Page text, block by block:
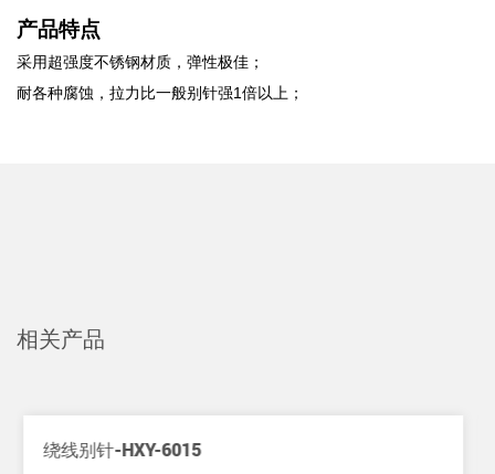
产品特点
采用超强度不锈钢材质，弹性极佳；
耐各种腐蚀，拉力比一般别针强1倍以上；
相关产品
菱形增强别针-HXY-8070